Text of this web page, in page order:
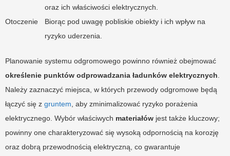
oraz ich właściwości elektrycznych.
Otoczenie
Biorąc pod uwagę pobliskie obiekty i ich wpływ na
ryzyko uderzenia.
Planowanie systemu odgromowego powinno również obejmować
określenie punktów odprowadzania ładunków elektrycznych
Należy zaznaczyć miejsca, w których przewody odgromowe będą
łączyć się z gruntem , aby zminimalizować ryzyko porażenia
elektrycznego. Wybór właściwych materiałów jest także kluczowy;
powinny one charakteryzować się wysoką odpornością na korozję
oraz dobrą przewodnością elektryczną, co gwarantuje